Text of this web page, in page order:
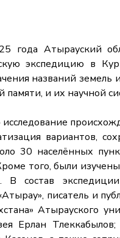
Атырауский
экспедицию в
названий
и их научной
вариантов,
30 населённых
того, были
В состав
писатель и
Атырауского
Ерлан